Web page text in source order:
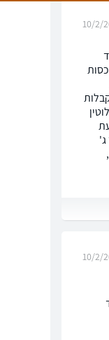
10/2/
זהה לחלוטין
10/2/